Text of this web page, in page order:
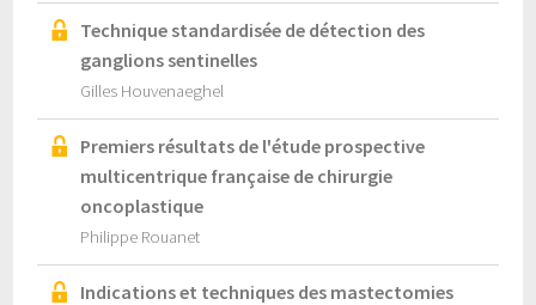
Technique standardisée de détection des
ganglions sentinelles
Gilles Houvenaeghel
Premiers résultats de l'étude prospective
multicentrique française de chirurgie
oncoplastique
Philippe Rouanet
Indications et techniques des mastectomies